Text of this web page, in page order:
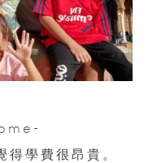
學費很昂貴。